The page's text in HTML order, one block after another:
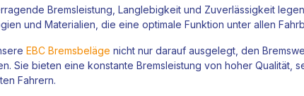
Bremsleistung, Langlebigkeit und Zuverlässigkeit
und Materialien, die eine optimale Funktion unter allen
EBC Bremsbeläge nicht nur darauf ausgelegt, den
Sie bieten eine konstante Bremsleistung von hoher Qualität,
Fahrern.